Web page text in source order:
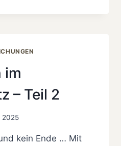
im
– Teil 2
2025
kein Ende … Mit